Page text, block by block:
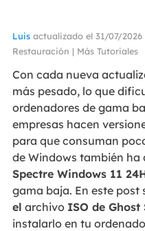
Luisactualizado el 31/07/2026
Restauración | Más Tutoriales
Con cada nueva
más pesado, lo que
ordenadores de gama
empresas hacen
para que consuman
de Windows también ha
Spectre Windows 11
gama baja. En este post
el archivo ISO de Ghost
instalarlo en tu